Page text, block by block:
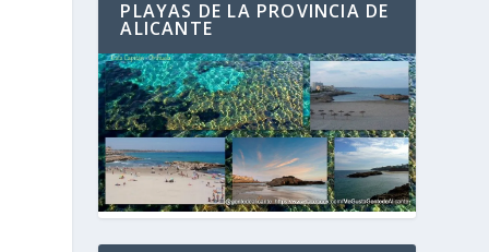
PLAYAS DE LA PROVINCIA DE
ALICANTE